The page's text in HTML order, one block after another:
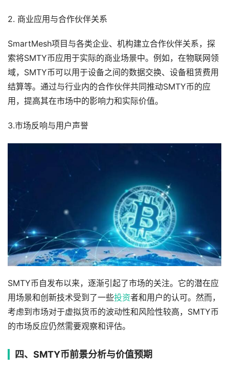
2. 商业应用与合作伙伴关系
SmartMesh项目与各类企业、机构建立合作伙伴关系，探
索将SMTY币应用于实际的商业场景中。例如，在物联网领
域，SMTY币可以用于设备之间的数据交换、设备租赁费用
结算等。通过与行业内的合作伙伴共同推动SMTY币的应
用，提高其在市场中的影响力和实际价值。
3.市场反响与用户声誉
SMTY币自发布以来，逐渐引起了市场的关注。它的潜在应
用场景和创新技术受到了一些投资者和用户的认可。然而，
考虑到市场对于虚拟货币的波动性和风险性较高，SMTY币
的市场反应仍然需要观察和评估。
四、SMTY币前景分析与价值预期